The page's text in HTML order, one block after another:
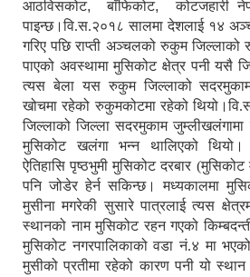
आठविसकोट,बाँफिकोट,कोटजहारी
पाइन्छ।वि.स.२०१८ सालमा देशलाई १४
गरिए पछि राप्ती अञ्चलको रुकुम जिल्लाको
पाएको अवस्थामा मुसिकोट क्षेत्र पनी यसै
त्यस बेला यस रुकुम जिल्लाको
खोचमा रहेको रुकुमकोटमा रहेको
जिल्लाको जिल्ला सदरमुकाम जुम्लीखलंगामा
मुसिकोट
खलंगा भन्न थालिएको थियो।
ऐतिहासि पृष्ठभुमी मुसिकोट दरबार (मुसिकोट
पनि जोडेर हेर्न सकिन्छ। मध्यकालमा
मुसीना मगरेकी सुसारे पात्रलाई त्यस
स्थानको नाम मुसिकोट रहन गएको
मुसिकोट नगरपालिकाको वडा नं.४ मा भएको
मुसीको प्रतीमा रहेको कारण पनी यो स्थान